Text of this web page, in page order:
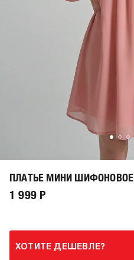
ПЛАТЬЕ МИНИ ШИФОНОВОЕ
1 999 Р
ХОТИТЕ ДЕШЕВЛЕ?